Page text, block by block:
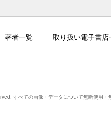
著者一覧 取り扱い電子書店
すべての画像・データについて無断使用・